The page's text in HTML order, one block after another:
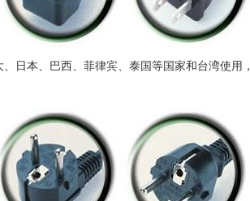
日本、巴西、菲律宾、泰国等国家和台湾使用